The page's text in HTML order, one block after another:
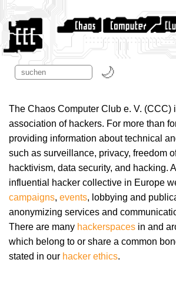
The Chaos Computer Club e. V. (CCC)
association of hackers. For more than
providing information about technical
such as surveillance, privacy, freedom
hacktivism, data security, and hacking.
influential hacker collective in Europe
campaigns, events, lobbying and
anonymizing services and
There are many hackerspaces in and
which belong to or share a common
stated in our hacker ethics.